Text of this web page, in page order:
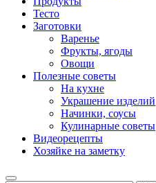
Тесто
Заготовки
Варенье
Фрукты, ягоды
Овощи
Полезные советы
На кухне
Украшение изделий
Начинки, соусы
Кулинарные советы
Видеорецепты
Хозяйке на заметку